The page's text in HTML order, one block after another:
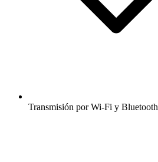
Transmisión por Wi-Fi y Bluetooth